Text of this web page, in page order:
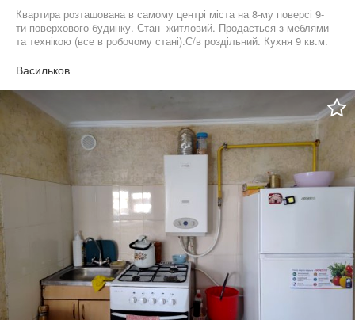
Квартира розташована в самому центрі міста на 8-му поверсі 9-
ти поверхового будинку. Стан- житловий. Продається з меблями
та технікою (все в робочому стані).С/в роздільний. Кухня 9 кв.м.
Васильков